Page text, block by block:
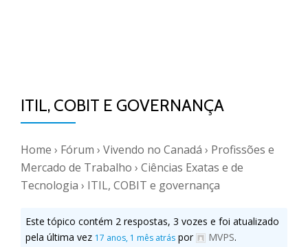
ITIL, COBIT E GOVERNANÇA
Home › Fórum › Vivendo no Canadá › Profissões e
Mercado de Trabalho › Ciências Exatas e de
Tecnologia › ITIL, COBIT e governança
Este tópico contém 2 respostas, 3 vozes e foi atualizado
pela última vez 17 anos, 1 mês atrás por MVPS.